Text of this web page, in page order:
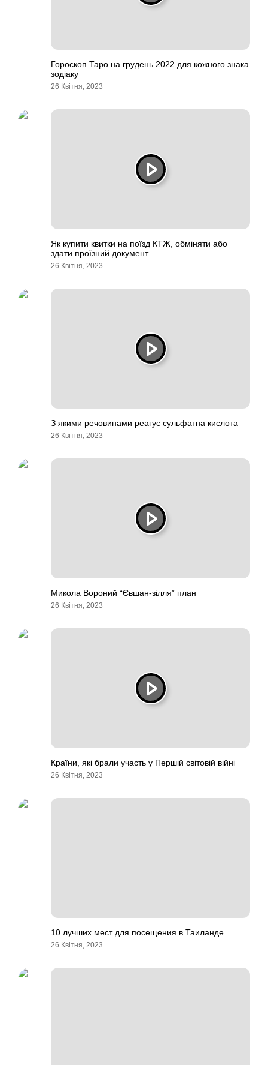
Гороскоп Таро на грудень 2022 для кожного знака
зодіаку
26 Квітня, 2023
Як купити квитки на поїзд КТЖ, обміняти або
здати проїзний документ
26 Квітня, 2023
З якими речовинами реагує сульфатна кислота
26 Квітня, 2023
Микола Вороний “Євшан-зілля” план
26 Квітня, 2023
Країни, які брали участь у Першій світовій війні
26 Квітня, 2023
10 лучших мест для посещения в Таиланде
26 Квітня, 2023